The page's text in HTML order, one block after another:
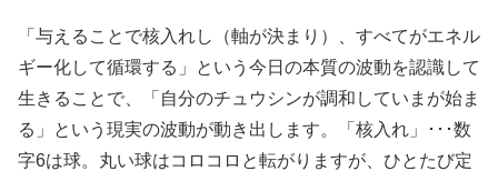
「与えることで核入れし（軸が決まり）、すべてがエネル
ギー化して循環する」という今日の本質の波動を認識して
生きることで、「自分のチュウシンが調和していまが始ま
る」という現実の波動が動き出します。「核入れ」･･･数
字6は球。丸い球はコロコロと転がりますが、ひとたび定